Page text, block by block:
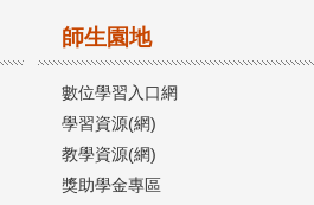
師生園地
數位學習入口網
學習資源(網)
教學資源(網)
獎助學金專區